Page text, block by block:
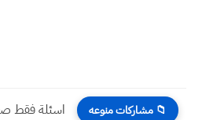
📁 مشاركات منوعه